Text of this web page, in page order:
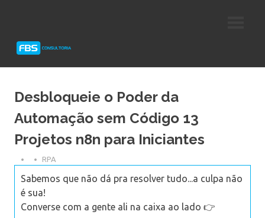
Protheus
Desbloqueie o Poder da
Automação sem Código 13
Projetos n8n para Iniciantes
RPA
Sabemos que não dá pra resolver tudo...a culpa não
é sua!
Converse com a gente ali na caixa ao lado 👉